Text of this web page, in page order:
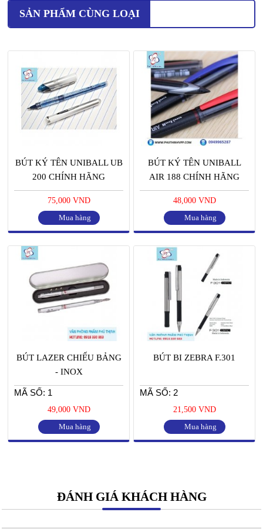
SẢN PHẨM CÙNG LOẠI
BÚT KÝ TÊN UNIBALL UB
200 CHÍNH HÃNG
75,000 VND
Mua hàng
BÚT KÝ TÊN UNIBALL
AIR 188 CHÍNH HÃNG
48,000 VND
Mua hàng
BÚT LAZER CHIẾU BẢNG
- INOX
MÃ SỐ: 1
49,000 VND
Mua hàng
BÚT BI ZEBRA F.301
MÃ SỐ: 2
21,500 VND
Mua hàng
ĐÁNH GIÁ KHÁCH HÀNG